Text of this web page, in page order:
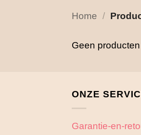
Home /
Geen
ONZE
Garantie-en-